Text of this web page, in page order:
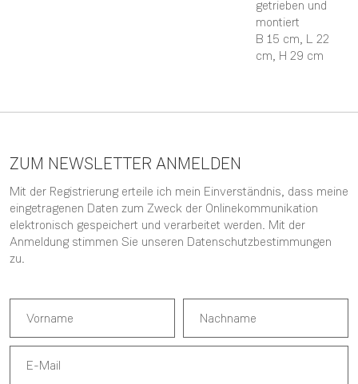
getrieben und
montiert
B 15 cm, L 22
cm, H 29 cm
ZUM NEWSLETTER ANMELDEN
Mit der Registrierung erteile ich mein Einverständnis, dass meine
eingetragenen Daten zum Zweck der Onlinekommunikation
elektronisch gespeichert und verarbeitet werden. Mit der
Anmeldung stimmen Sie unseren Datenschutzbestimmungen
zu.